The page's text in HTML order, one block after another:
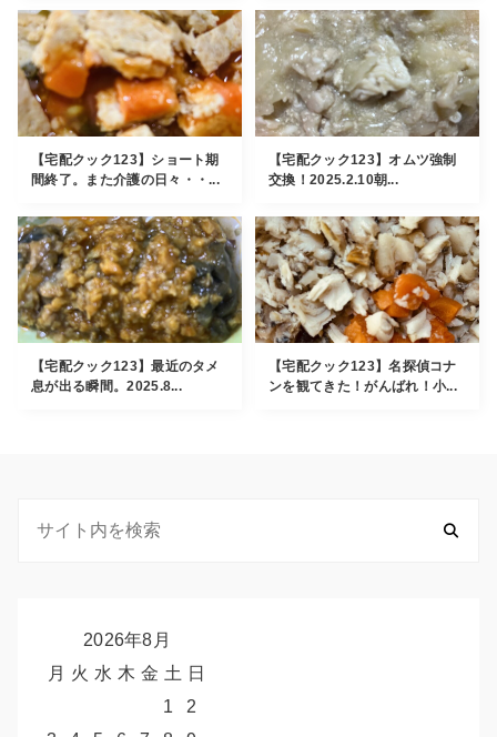
【宅配クック123】ショート期
間終了。また介護の日々・・...
【宅配クック123】オムツ強制
交換！2025.2.10朝...
【宅配クック123】最近のタメ
息が出る瞬間。2025.8...
【宅配クック123】名探偵コナ
ンを観てきた！がんばれ！小...
2026年8月
月 火 水 木 金 土 日
1
2